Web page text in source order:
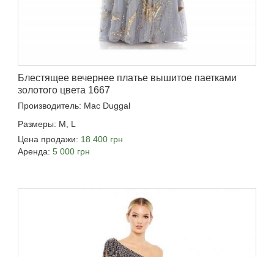
Блестящее вечернее платье вышитое паетками
золотого цвета 1667
Производитель: Mac Duggal
Размеры: M, L
Цена продажи: 18 400 грн
Аренда: 5 000 грн